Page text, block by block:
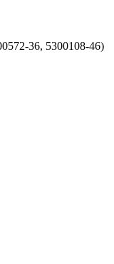
36, 5300108-46)